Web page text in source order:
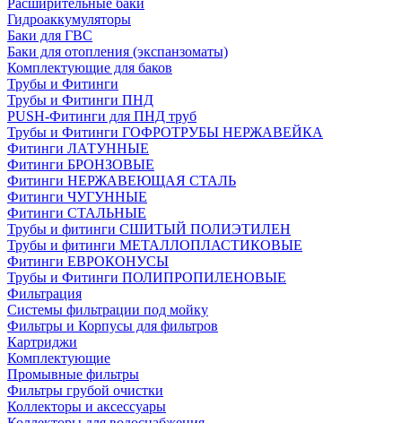
Расширительные баки
Гидроаккумуляторы
Баки для ГВС
Баки для отопления (экспанзоматы)
Комплектующие для баков
Трубы и Фитинги
Трубы и Фитинги ПНД
PUSH-Фитинги для ПНД труб
Трубы и Фитинги ГОФРОТРУБЫ НЕРЖАВЕЙКА
Фитинги ЛАТУННЫЕ
Фитинги БРОНЗОВЫЕ
Фитинги НЕРЖАВЕЮЩАЯ СТАЛЬ
Фитинги ЧУГУННЫЕ
Фитинги СТАЛЬНЫЕ
Трубы и фитинги СШИТЫЙ ПОЛИЭТИЛЕН
Трубы и фитинги МЕТАЛЛОПЛАСТИКОВЫЕ
Фитинги ЕВРОКОНУСЫ
Трубы и Фитинги ПОЛИПРОПИЛЕНОВЫЕ
Фильтрация
Системы фильтрации под мойку
Фильтры и Корпусы для фильтров
Картриджи
Комплектующие
Промывные фильтры
Фильтры грубой очистки
Коллекторы и аксессуары